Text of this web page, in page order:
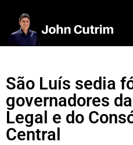
São Luís sedia
governadores
Legal e do
Central